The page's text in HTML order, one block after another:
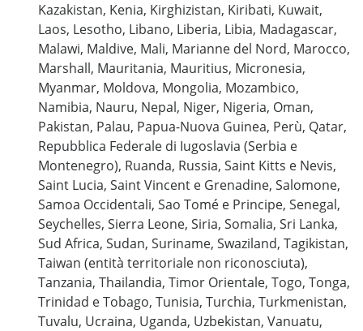
Kazakistan, Kenia, Kirghizistan, Kiribati, Kuwait,
Laos, Lesotho, Libano, Liberia, Libia, Madagascar,
Malawi, Maldive, Mali, Marianne del Nord, Marocco,
Marshall, Mauritania, Mauritius, Micronesia,
Myanmar, Moldova, Mongolia, Mozambico,
Namibia, Nauru, Nepal, Niger, Nigeria, Oman,
Pakistan, Palau, Papua-Nuova Guinea, Perù, Qatar,
Repubblica Federale di Iugoslavia (Serbia e
Montenegro), Ruanda, Russia, Saint Kitts e Nevis,
Saint Lucia, Saint Vincent e Grenadine, Salomone,
Samoa Occidentali, Sao Tomé e Principe, Senegal,
Seychelles, Sierra Leone, Siria, Somalia, Sri Lanka,
Sud Africa, Sudan, Suriname, Swaziland, Tagikistan,
Taiwan (entità territoriale non riconosciuta),
Tanzania, Thailandia, Timor Orientale, Togo, Tonga,
Trinidad e Tobago, Tunisia, Turchia, Turkmenistan,
Tuvalu, Ucraina, Uganda, Uzbekistan, Vanuatu,